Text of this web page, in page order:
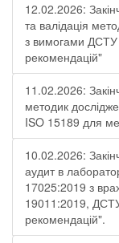
12.02.2026:
та валідація
з вимогами
рекомендацій"
11.02.2026:
методик
ISO 15189 для
10.02.2026:
аудит в
17025:2019 з
19011:2019,
рекомендацій".